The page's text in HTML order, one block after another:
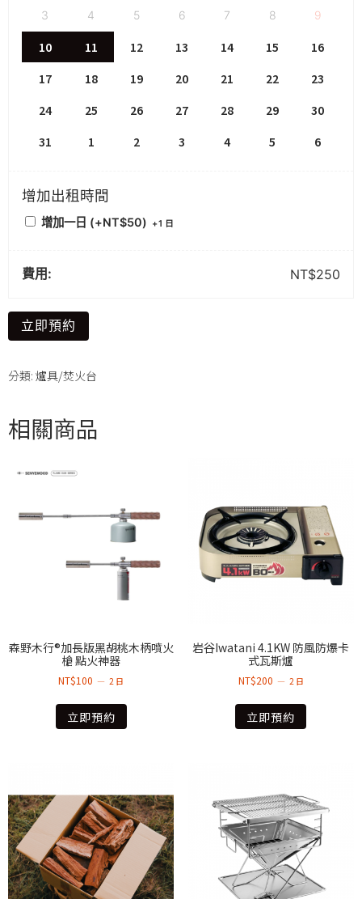
3 4 5 6 7 8 9
10 11 12 13 14 15
16
17
18 19 20 21 22
23
24
25 26 27 28 29
30
31
1 2 3 4 5 6
增加出租時間
增加一日 (+NT$50) +1 日
費用: NT$250
立即預約
分類: 爐具/焚火台
相關商品
森野木行®加長版黑胡桃木柄噴火
槍 點火神器
NT$100 2 日
立即預約
岩谷Iwatani 4.1KW 防風防爆卡
式瓦斯爐
NT$200 2 日
立即預約